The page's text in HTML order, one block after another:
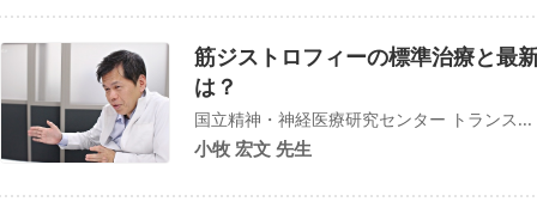
筋ジストロフィーの標準治療と最
は？
国立精神・神経医療研究センター トランス...
小牧 宏文 先生